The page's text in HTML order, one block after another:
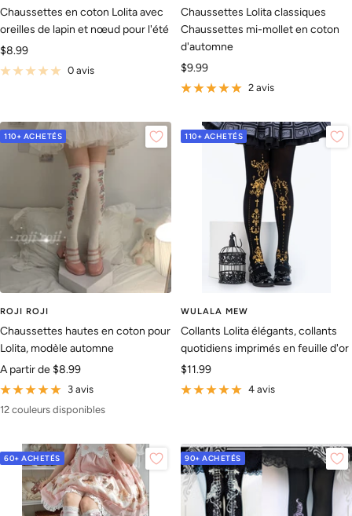
Chaussettes en coton Lolita avec
oreilles de lapin et nœud pour l'été
Prix
de
$8.99
0 avis
Chaussettes Lolita classiques
Chaussettes mi-mollet en coton
d'automne
Prix
de
$9.99
2 avis
110+ ACHETÉS
ROJI ROJI
Chaussettes hautes en coton pour
Lolita, modèle automne
Prix
de
vente
A partir de $8.99
3 avis
12 couleurs disponibles
110+ ACHETÉS
WULALA MEW
Collants Lolita élégants, collants
quotidiens imprimés en feuille d'or
Prix
de
$11.99
4 avis
60+ ACHETÉS 90+ ACHETÉS